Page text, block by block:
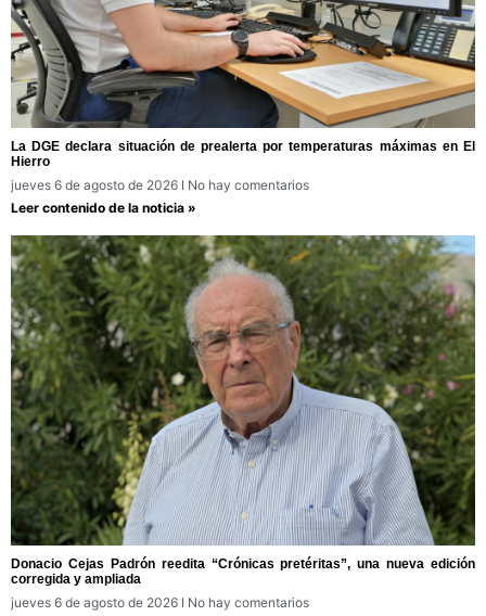
La DGE declara situación de prealerta por temperaturas máximas en El
Hierro
jueves 6 de agosto de 2026
No hay comentarios
Leer contenido de la noticia »
Donacio Cejas Padrón reedita “Crónicas pretéritas”, una nueva edición
corregida y ampliada
jueves 6 de agosto de 2026
No hay comentarios